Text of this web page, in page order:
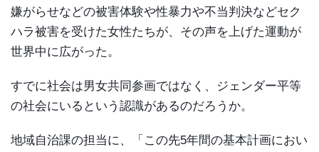
嫌がらせなどの被害体験や性暴力や不当判決などセク
ハラ被害を受けた女性たちが、その声を上げた運動が
世界中に広がった。
すでに社会は男女共同参画ではなく、ジェンダー平等
の社会にいるという認識があるのだろうか。
地域自治課の担当に、「この先5年間の基本計画におい